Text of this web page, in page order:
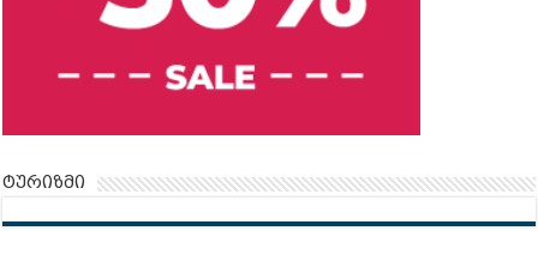
ტურიზმი